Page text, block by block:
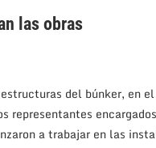
las obras
del búnker, en
representantes
a trabajar en las